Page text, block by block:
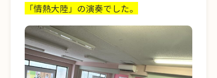
「情熱大陸」の演奏でした。